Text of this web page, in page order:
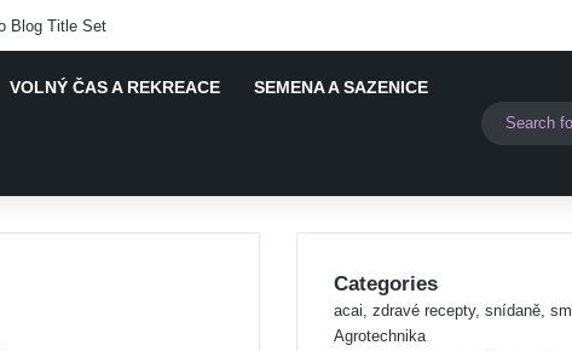
VOLNÝ ČAS A REKREACE SEMENA A SAZENICE
Switch skin
Categories
acai, zdravé recepty, snídaně,
Agrotechnika